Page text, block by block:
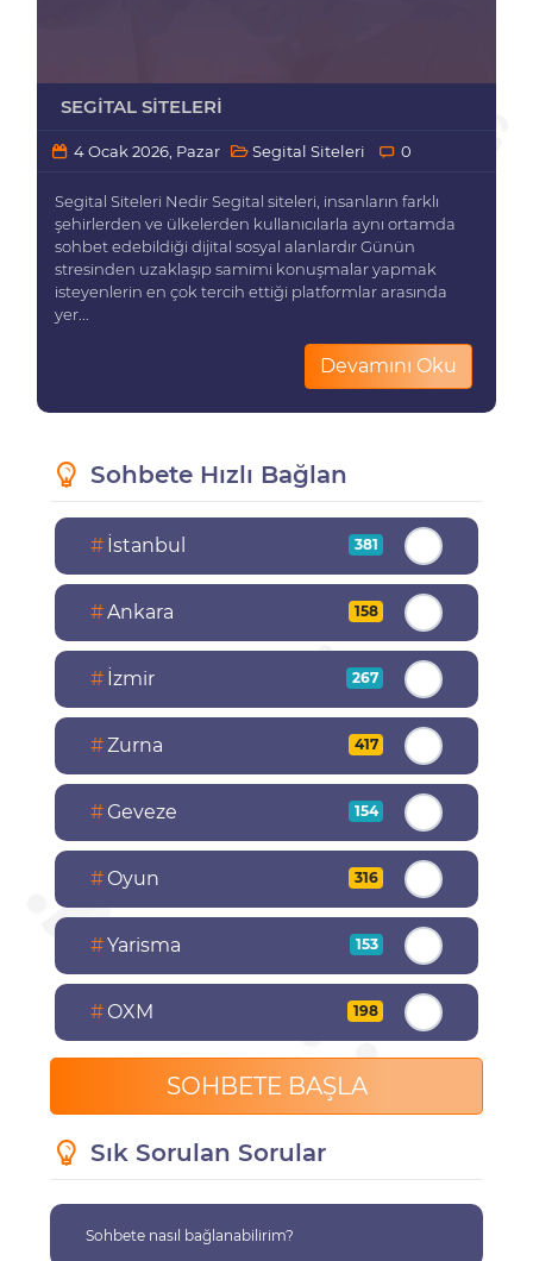
SEGITAL SITELERI
4 Ocak 2026, Pazar Segital Siteleri 0
Segital Siteleri Nedir Segital siteleri, insanların farklı
şehirlerden ve ülkelerden kullanıcılarla aynı ortamda
sohbet edebildiği dijital sosyal alanlardır Günün
stresinden uzaklaşıp samimi konuşmalar yapmak
isteyenlerin en çok tercih ettiği platformlar arasında
yer...
Devamını Oku
Sohbete Hızlı Bağlan
# İstanbul 381
#Ankara 158
# İzmir 267
#Zurna 417
# Geveze 154
# Oyun 316
#Yarisma 153
# OXM 198
SOHBETE BAŞLA
Sık Sorulan Sorular
Sohbete nasıl bağlanabilirim?